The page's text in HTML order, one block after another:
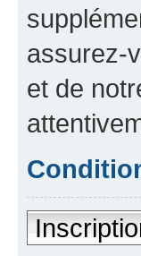
assurez-
et de